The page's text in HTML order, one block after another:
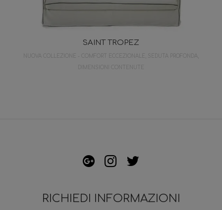
SAINT TROPEZ
NUOVA COLLEZIONE - COMFORT ECCEZIONALE, SEDUTA PROFONDA,
RICHIEDI INFORMAZIONI